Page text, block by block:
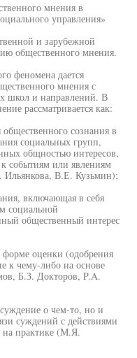
мнения в
управления»
и зарубежной
общественного мнения.
феномена дается
мнения с
школ и направлений. В
рассматривается как:
сознания в
социальных групп,
общностью интересов,
событиям или явлениям
В.Е. Кузьмин);
включающая в себя
социальной
общественный интерес
оценки (одобрения
к чему-либо на основе
Б.З. Докторов, P.A.
о чем-то, но и
суждений с действиями
практике (М.Я.